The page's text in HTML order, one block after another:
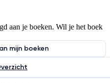
aan je boeken. Wil je het boek
mijn boeken